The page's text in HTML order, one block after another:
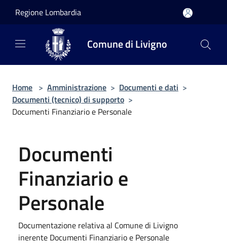
Regione Lombardia
Comune di Livigno
Home > Amministrazione > Documenti e dati >
Documenti (tecnico) di supporto >
Documenti Finanziario e Personale
Documenti
Finanziario e
Personale
Documentazione relativa al Comune di Livigno
inerente Documenti Finanziario e Personale